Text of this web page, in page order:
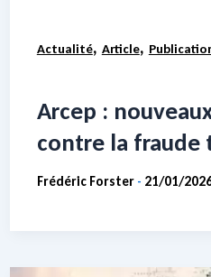
Actualité, Article,
Arcep :
contre la fraude
Frédéric Forster - 21/01/